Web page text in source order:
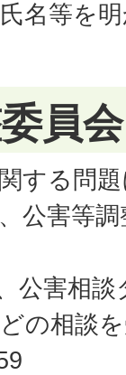
名等を
員会
する問
公害等
公害相
の相談